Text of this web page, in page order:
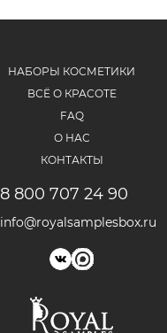
НАБОРЫ КОСМЕТИКИ
ВСЁ О КРАСОТЕ
FAQ
О НАС
КОНТАКТЫ
8 800 707 24 90
info@royalsamplesbox.ru